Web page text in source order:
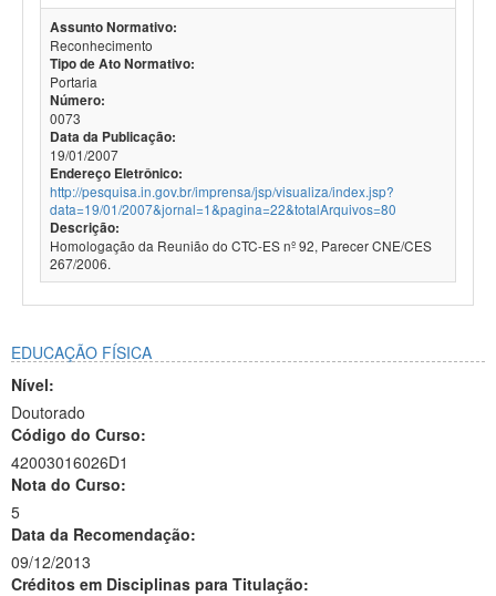
Assunto Normativo:
Reconhecimento
Tipo de Ato Normativo:
Portaria
Número:
0073
Data da Publicação:
19/01/2007
Endereço Eletrônico:
http://pesquisa.in.gov.br/imprensa/jsp/visualiza/index.jsp?
data=19/01/2007&jornal=1&pagina=22&totalArquivos=80
Descrição:
Homologação da Reunião do CTC-ES nº 92, Parecer CNE/CES
267/2006.
EDUCAÇÃO FÍSICA
Nível:
Doutorado
Código do Curso:
42003016026D1
Nota do Curso:
5
Data da Recomendação:
09/12/2013
Créditos em Disciplinas para Titulação: